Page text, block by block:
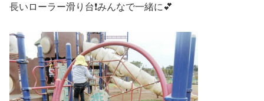
長いローラー滑り台❗みんなで一緒に💕